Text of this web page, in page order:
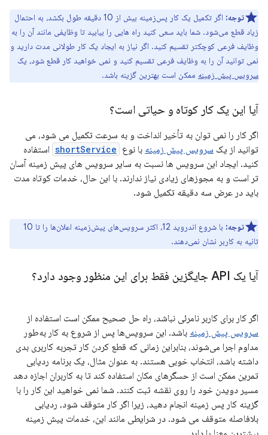
توجه:
اگر تکمیل یک کار پس‌زمینه بیش از 10 دقیقه طول بکشد، به احتمال
زیاد قطع می‌شود. شما باید سعی کنید راه هایی را بیابید تا وظایفی مانند آن را به
وظایف فرعی کوچکتر تقسیم کنید. اگر نیاز به ایجاد یک کار طولانی مدت دارید و
نمی توانید آن را به وظایف فرعی تقسیم کنید و نمی خواهید کار قطع شود، یک
سرویس پیش زمینه ممکن است بهترین گزینه باشد.
آیا این یک کار کوتاه و حیاتی است؟
اگر کار را نمی توان به تأخیر انداخت و به سرعت تکمیل می شود، می
توانید از یک سرویس پیش زمینه با نوع shortService استفاده
کنید. ایجاد این سرویس ها نسبت به سایر سرویس های پیش زمینه آسان
تر است و به مجوزهای زیادی نیاز ندارند. با این حال، خدمات کوتاه مدت
باید در عرض سه دقیقه تکمیل شود.
توجه:
با شروع اندروید 12، اکثر سرویس‌های پیش‌زمینه اعلان‌ها را تا 10
ثانیه به کاربر نشان نمی‌دهند.
آیا یک API جایگزین فقط برای این منظور وجود دارد؟
اگر کار برای کاربر نامرئی نباشد، راه حل صحیح ممکن است استفاده از
سرویس پیش زمینه باشد. این سرویس‌ها پس از شروع به کار به‌طور
مداوم اجرا می‌شوند، بنابراین زمانی که قطع کردن کار تجربه کاربری بدی
داشته باشد، انتخاب خوبی هستند. به عنوان مثال، یک برنامه ردیابی
تمرین ممکن است از حسگرهای مکان استفاده کند تا به کاربران اجازه دهد
مسیر دویدن خود را روی نقشه ثبت کنند. شما نمی خواهید این کار را با
گزینه کار پس زمینه انجام دهید، زیرا اگر کار متوقف شود، ردیابی
بلافاصله متوقف می شود. در شرایطی مانند این، خدمات پیش زمینه